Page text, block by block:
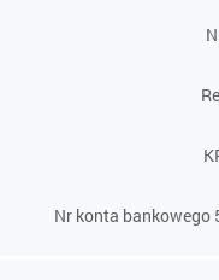
Nr konta bankowego